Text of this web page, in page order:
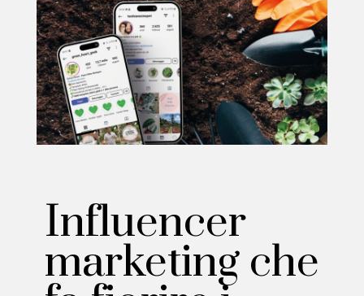
Influencer
marketing che